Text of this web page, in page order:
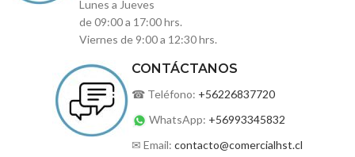
Lunes a Jueves
de 09:00 a 17:00 hrs.
Viernes de 9:00 a 12:30 hrs.
CONTÁCTANOS
☎ Teléfono: +56226837720
WhatsApp: +56993345832
✉ Email: contacto@comercialhst.cl